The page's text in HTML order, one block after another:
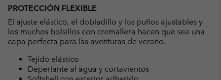
PROTECCIÓN FLEXIBLE
El ajuste elástico, el dobladillo y los puños ajustables y
los muchos bolsillos con cremallera hacen que sea una
capa perfecta para las aventuras de verano.
Tejido elástico
Deperlante al agua y cortavientos